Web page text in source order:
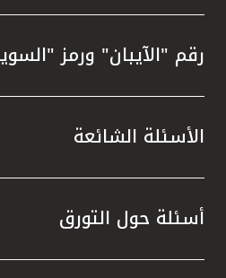
رقم "الآيبان" ورمز
الأسئلة الشائعة
أسئلة حول التورق